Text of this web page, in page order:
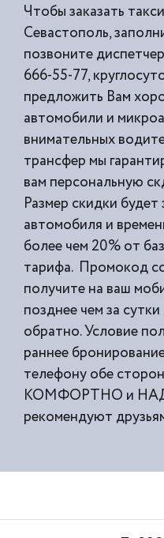
Чтобы заказать
Севастополь,
позвоните
666-55-77,
предложить Вам
автомобили и
внимательных
трансфер мы
вам персональную
Размер скидки будет
автомобиля и
более чем 20% от
тарифа. Промокод
получите на ваш
позднее чем за
обратно. Условие
раннее
телефону обе
КОМФОРТНО и
рекомендуют